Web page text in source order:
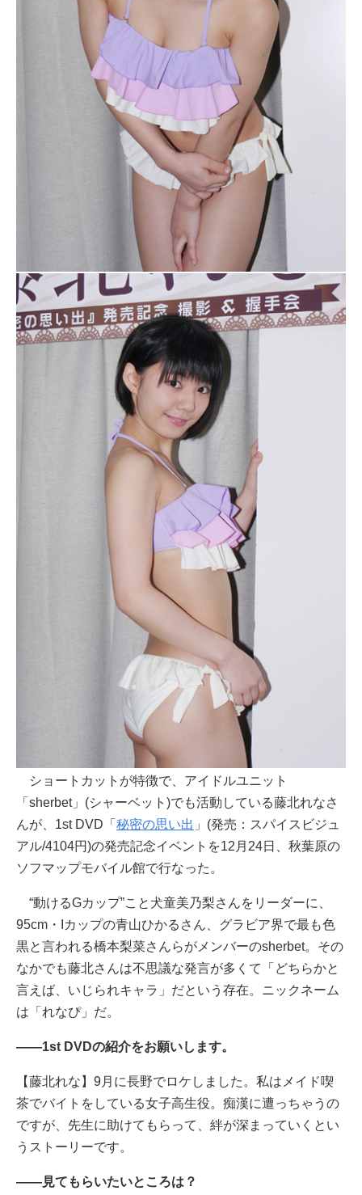
ショートカットが特徴で、アイドルユニット
「sherbet」(シャーベット)でも活動している藤北れなさ
んが、1st DVD「 秘密の思い出 」(発売：スパイスビジュ
アル/4104円)の発売記念イベントを12月24日、秋葉原の
ソフマップモバイル館で行なった。
“動けるGカップ”こと犬童美乃梨さんをリーダーに、
95cm・Iカップの青山ひかるさん、グラビア界で最も色
黒と言われる橋本梨菜さんらがメンバーのsherbet。その
なかでも藤北さんは不思議な発言が多くて「どちらかと
言えば、いじられキャラ」だという存在。ニックネーム
は「れなぴ」だ。
――1st DVDの紹介をお願いします。
【藤北れな】9月に長野でロケしました。私はメイド喫
茶でバイトをしている女子高生役。痴漢に遭っちゃうの
ですが、先生に助けてもらって、絆が深まっていくとい
うストーリーです。
――見てもらいたいところは？